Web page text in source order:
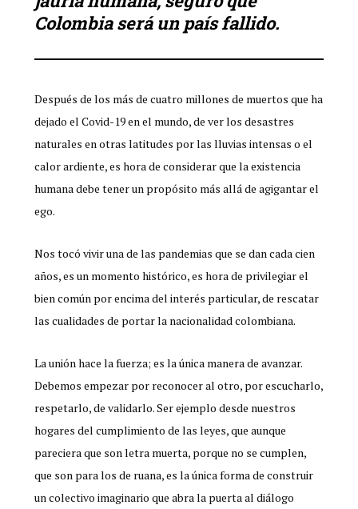
Colombia será un país fallido.
Después de los más de cuatro millones de muertos que ha
dejado el Covid-19 en el mundo, de ver los desastres
naturales en otras latitudes por las lluvias intensas o el
calor ardiente, es hora de considerar que la existencia
humana debe tener un propósito más allá de agigantar el
ego.
Nos tocó vivir una de las pandemias que se dan cada cien
años, es un momento histórico, es hora de privilegiar el
bien común por encima del interés particular, de rescatar
las cualidades de portar la nacionalidad colombiana.
La unión hace la fuerza; es la única manera de avanzar.
Debemos empezar por reconocer al otro, por escucharlo,
respetarlo, de validarlo. Ser ejemplo desde nuestros
hogares del cumplimiento de las leyes, que aunque
pareciera que son letra muerta, porque no se cumplen,
que son para los de ruana, es la única forma de construir
un colectivo imaginario que abra la puerta al diálogo